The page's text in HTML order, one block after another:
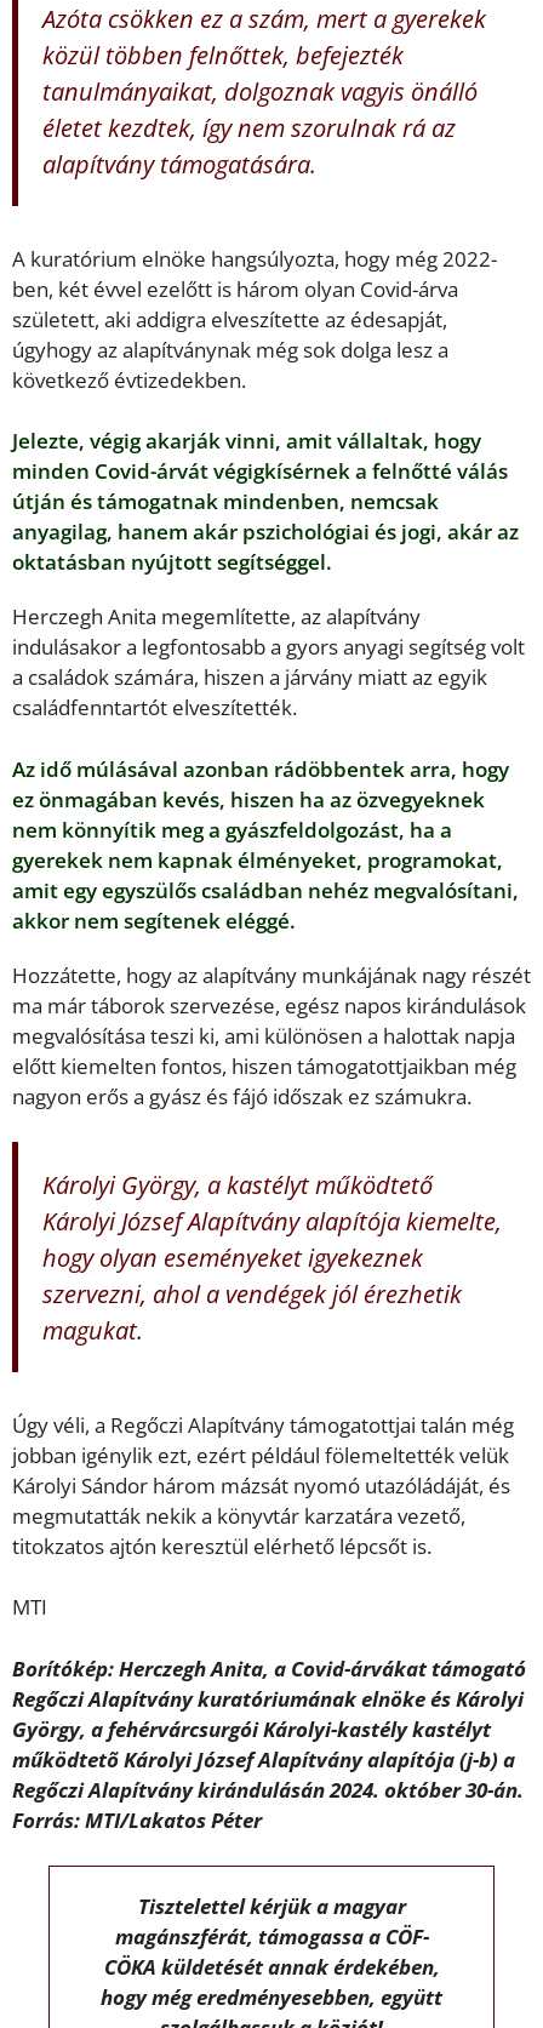
Azóta csökken ez a szám, mert a gyerekek
közül többen felnőttek, befejezték
tanulmányaikat, dolgoznak vagyis önálló
életet kezdtek, így nem szorulnak rá az
alapítvány támogatására.
A kuratórium elnöke hangsúlyozta, hogy még 2022-
ben, két évvel ezelőtt is három olyan Covid-árva
született, aki addigra elveszítette az édesapját,
úgyhogy az alapítványnak még sok dolga lesz a
következő évtizedekben.
Jelezte, végig akarják vinni, amit vállaltak, hogy
minden Covid-árvát végigkísérnek a felnőtté válás
útján és támogatnak mindenben, nemcsak
anyagilag, hanem akár pszichológiai és jogi, akár az
oktatásban nyújtott segítséggel.
Herczegh Anita megemlítette, az alapítvány
indulásakor a legfontosabb a gyors anyagi segítség volt
a családok számára, hiszen a járvány miatt az egyik
családfenntartót elveszítették.
Az idő múlásával azonban rádöbbentek arra, hogy
ez önmagában kevés, hiszen ha az özvegyeknek
nem könnyítik meg a gyászfeldolgozást, ha a
gyerekek nem kapnak élményeket, programokat,
amit egy egyszülős családban nehéz megvalósítani,
akkor nem segítenek eléggé.
Hozzátette, hogy az alapítvány munkájának nagy részét
ma már táborok szervezése, egész napos kirándulások
megvalósítása teszi ki, ami különösen a halottak napja
előtt kiemelten fontos, hiszen támogatottjaikban még
nagyon erős a gyász és fájó időszak ez számukra.
Károlyi György, a kastélyt működtető
Károlyi József Alapítvány alapítója kiemelte,
hogy olyan eseményeket igyekeznek
szervezni, ahol a vendégek jól érezhetik
magukat.
Úgy véli, a Regőczi Alapítvány támogatottjai talán még
jobban igénylik ezt, ezért például fölemeltették velük
Károlyi Sándor három mázsát nyomó utazóládáját, és
megmutatták nekik a könyvtár karzatára vezető,
titokzatos ajtón keresztül elérhető lépcsőt is.
MTI
Borítókép: Herczegh Anita, a Covid-árvákat támogató
Regőczi Alapítvány kuratóriumának elnöke és Károlyi
György, a fehérvárcsurgói Károlyi-kastély kastélyt
működtetõ Károlyi József Alapítvány alapítója (j-b) a
Regőczi Alapítvány kirándulásán 2024. október 30-án.
Forrás: MTI/Lakatos Péter
Tisztelettel kérjük a magyar
magánszférát, támogassa a CÖF-
CÖKA küldetését annak érdekében,
hogy még eredményesebben, együtt